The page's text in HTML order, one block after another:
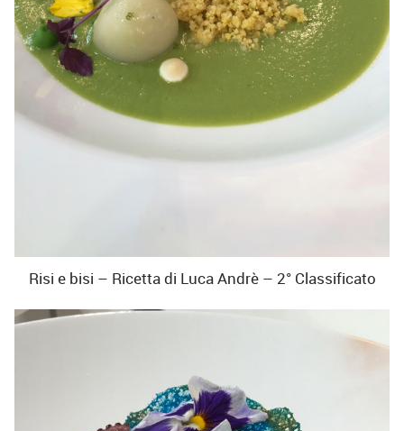
Risi e bisi – Ricetta di Luca Andrè – 2° Classificato